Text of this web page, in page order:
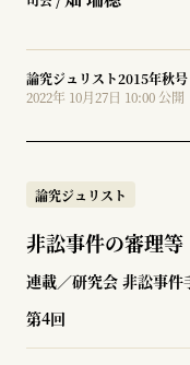
論究ジュリスト2015年秋
2022年 10月27日 10:00 公開
論究ジュリスト
非訟事件の審理等
連載／研究会 非訟事件
第4回